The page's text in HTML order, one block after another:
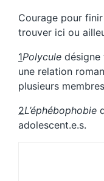
Courage pour
trouver ici ou
1Polycule désigne
une relation
plusieurs
2L’éphébophobie
adolescent.e.s.